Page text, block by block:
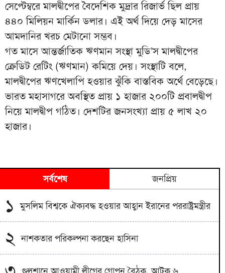
সেপ্টেম্বরে মালদ্বীপের বৈদেশিক মুদ্রার রিজার্ভ ছিল প্রায়
৪৪০ মিলিয়ন মার্কিন ডলার। এই অর্থ দিয়ে দেড় মাসের
আমদানির খরচ মেটানো সম্ভব।
গত মাসে আন্তর্জাতিক ঋণমান সংস্থা মুডি’স মালদ্বীপের
ক্রেডিট রেটিং (ঋণমান) কমিয়ে দেয়। সংস্থাটি বলে,
মালদ্বীপের ঋণখেলাপি হওয়ার ঝুঁকি বাস্তবিক অর্থে বেড়েছে।
ভারত মহাসাগরে অবস্থিত প্রায় ১ হাজার ২০০টি প্রবালদ্বীপ
নিয়ে মালদ্বীপ গঠিত। দেশটির জনসংখ্যা প্রায় ৫ লাখ ২০
হাজার।
সর্বশেষ জনপ্রিয়
১ মুসলিম বিশ্বকে ঐক্যবদ্ধ হওয়ার আহ্বান ইরানের পররাষ্ট্রমন্ত্রীর
২ নাশকতার পরিকল্পনা করছেন হাসিনা